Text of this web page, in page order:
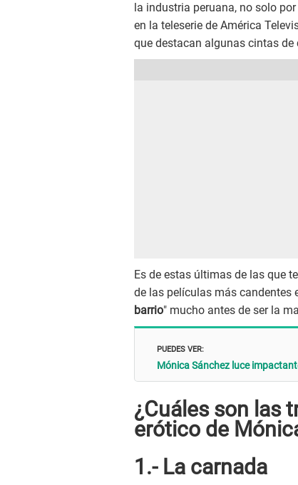
la industria peruana, no solo
en la teleserie de América
que destacan algunas cintas de
Es de estas últimas de las que
de las películas más candentes
barrio" mucho antes de ser la
PUEDES VER:
Mónica Sánchez luce
¿Cuáles son las
erótico de
1.- La carnada